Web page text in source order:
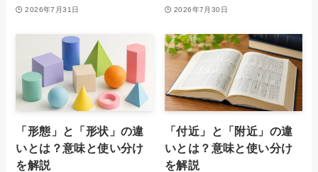
2026年7月31日 2026年7月30日
「形態」と「形状」の違
いとは？意味と使い分け
を解説
「付近」と「附近」の違
いとは？意味と使い分け
を解説